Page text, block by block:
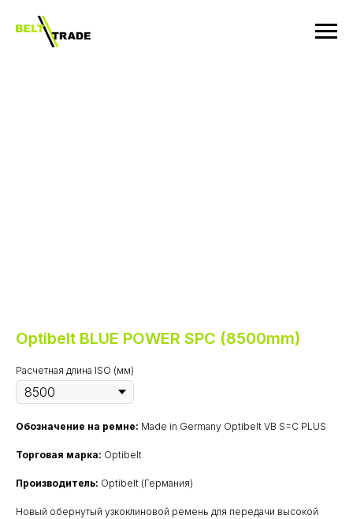
Optibelt BLUE POWER SPC (8500mm)
Расчетная длина ISO (мм)
Обозначение на ремне: Made in Germany Optibelt VB S=C PLUS
Торговая марка: Optibelt
Производитель: Optibelt (Германия)
Новый обернутый узкоклиновой ремень для передачи высокой